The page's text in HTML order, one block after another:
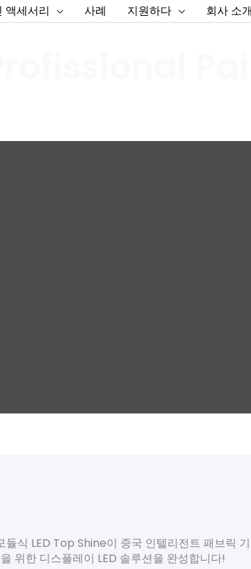
액세서리 사례 지원하다 회사 소개
식 LED Top Shine이 중국 인텔리전트 패브릭
위한 디스플레이 LED 솔루션을 완성합니다!